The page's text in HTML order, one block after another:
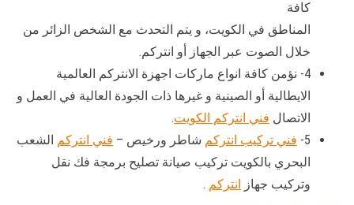
كافة
المناطق في الكويت، و يتم التحدث مع الشخص الزائر من
خلال الصوت عبر الجهاز أو انتركم.
4- نؤمن كافة انواع ماركات اجهزة الانتركم العالمية
الايطالية أو الصينية و غيرها ذات الجودة العالية في العمل و
الاتصال فني انتركم الكويت.
5- فني تركيب انتركم شاطر ورخيص – فني انتركم الشعب
البحري بالكويت تركيب صيانة تصليح برمجة فك نقل
وتركيب جهاز انتركم .